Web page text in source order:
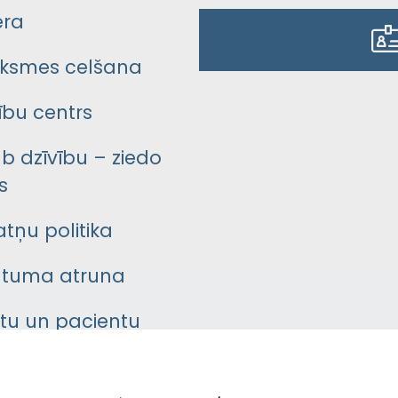
celšana
centrs
dzīvību – ziedo
politika
atruna
un pacientu